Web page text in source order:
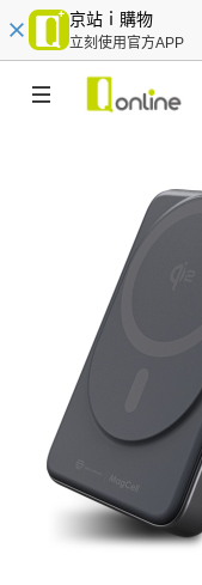
京站ｉ購物
立刻使用官方APP